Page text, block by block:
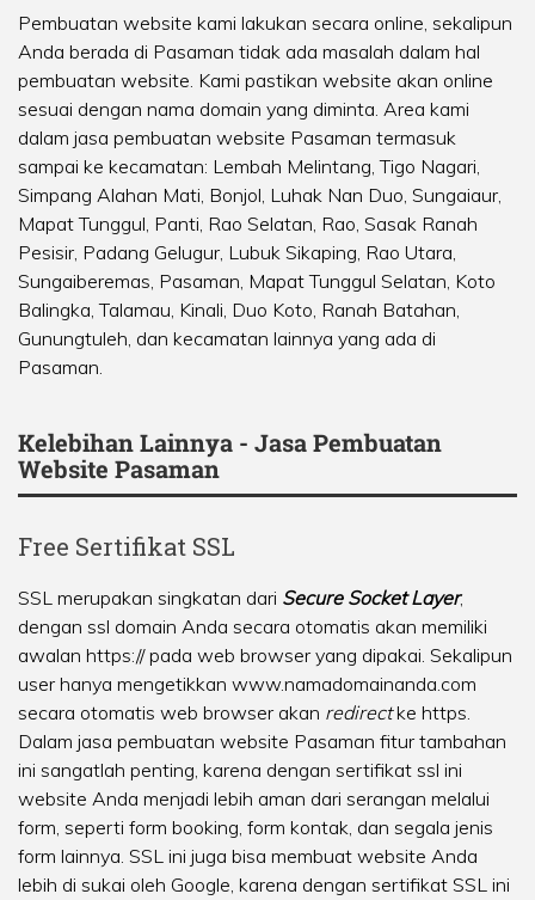
Pembuatan website kami lakukan secara online, sekalipun
Anda berada di Pasaman tidak ada masalah dalam hal
pembuatan website. Kami pastikan website akan online
sesuai dengan nama domain yang diminta. Area kami
dalam jasa pembuatan website Pasaman termasuk
sampai ke kecamatan: Lembah Melintang,Tigo Nagari,
Simpang Alahan Mati, Bonjol, Luhak Nan Duo, Sungaiaur,
Mapat Tunggul, Panti, Rao Selatan, Rao, Sasak Ranah
Pesisir, Padang Gelugur, Lubuk Sikaping, Rao Utara,
Sungaiberemas, Pasaman, Mapat Tunggul Selatan, Koto
Balingka,Talamau, Kinali, Duo Koto, Ranah Batahan,
Gunungtuleh, dan kecamatan lainnya yang ada di
Pasaman.
Kelebihan Lainnya - Jasa Pembuatan
Website Pasaman
Free Sertifikat SSL
SSL merupakan singkatan dari Secure Socket Layer,
dengan ssl domain Anda secara otomatis akan memiliki
awalan https:// pada web browser yang dipakai. Sekalipun
user hanya mengetikkan www.namadomainanda.com
secara otomatis web browser akan redirectke https.
Dalam jasa pembuatan website Pasaman fitur tambahan
ini sangatlah penting, karena dengan sertifikat ssl ini
website Anda menjadi lebih aman dari serangan melalui
form, seperti form booking, form kontak, dan segala jenis
form lainnya. SSL ini juga bisa membuat website Anda
lebih di sukai oleh Google, karena dengan sertifikat SSL ini